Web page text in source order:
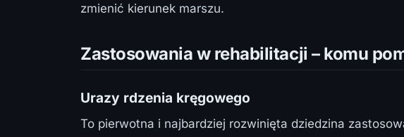
zmienić kierunek marszu.
Zastosowania w rehabilitacji – komu
Urazy rdzenia kręgowego
To pierwotna i najbardziej rozwinięta dziedzina